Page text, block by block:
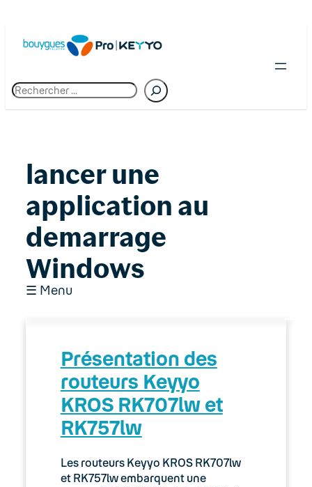
content
R
e
c
lancer une
application au
demarrage
Windows
☰ Menu
Pro
02. Espace client : Manager
03. Accès Internet
04. Téléphonie fixe
Présentation des
routeurs Keyyo
KROS RK707lw et
RK757lw
Les routeurs Keyyo KROS RK707lw
et RK757lw embarquent une